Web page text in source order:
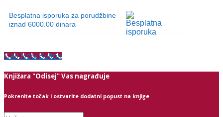
Besplatna isporuka za porudžbine
iznad 6000.00 dinara
Call Now Button
Knjižara "Odisej" Vas nagrađuje
Pokrenite točak i ostvarite dodatni popust na knjige